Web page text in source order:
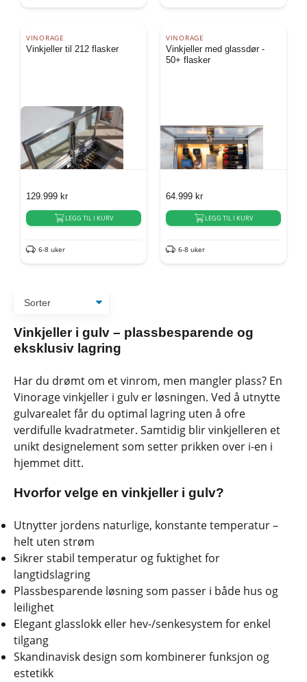
VINORAGE
Vinkjeller til 212 flasker
129.999 kr
LEGG TIL I KURV
6-8 uker
VINORAGE
Vinkjeller med glassdør -
50+ flasker
64.999 kr
LEGG TIL I KURV
6-8 uker
Vinkjeller i gulv – plassbesparende og
eksklusiv lagring
Har du drømt om et vinrom, men mangler plass? En
Vinorage vinkjeller i gulv er løsningen. Ved å utnytte
gulvarealet får du optimal lagring uten å ofre
verdifulle kvadratmeter. Samtidig blir vinkjelleren et
unikt designelement som setter prikken over i-en i
hjemmet ditt.
Hvorfor velge en vinkjeller i gulv?
Utnytter jordens naturlige, konstante temperatur –
helt uten strøm
Sikrer stabil temperatur og fuktighet for
langtidslagring
Plassbesparende løsning som passer i både hus og
leilighet
Elegant glasslokk eller hev-/senkesystem for enkel
tilgang
Skandinavisk design som kombinerer funksjon og
estetikk